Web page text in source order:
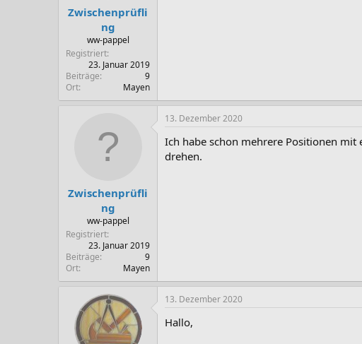
Zwischenprüfli
ng
ww-pappel
Registriert
23. Januar 2019
Beiträge
9
Ort
Mayen
Zwischenprüfli
ng
ww-pappel
Registriert
23. Januar 2019
Beiträge
9
Ort
Mayen
13. Dezember 2020
Ich habe schon mehrere Positionen mit
drehen.
13. Dezember 2020
Hallo,